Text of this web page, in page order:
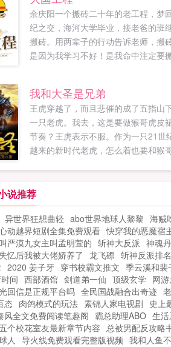
余庆阳一个搬砖二十年的老工程，梦
纪之交，海河大学毕业，接老爸的班
搬砖。用两辈子的行动告诉老师，搬
是因为我学习不好！是我命中注定要
群聊号码492691021新书重生之大国工
匠...
我和大圣是兄弟
王虎穿越了，而且悲催的成了五指山
一只老虎。我去，这是要做猴哥虎皮
节奏？王虎表示不服。作为一只21世
越来的新时代老虎，怎么着也要和猴
年，波澜壮阔，影响三界格局的西天取
之旅就要开始，看王虎如何在其中搅
界风云，与猴哥一起再掀万...
说推荐
异世界狂想曲轻 abo世界地球人黎黎 海贼
动越界短剧全集免费观看 快穿我的恶魔宿
严漠九女主叫孟明萱的 斩神大反派 神魂
失忆后我被大佬娇养了 龙飞磜 斩神反派排
2020 姜子牙 穿书校霸文推文 季云溪和裴
间 西部酒馆 刽道弟一仙 顶级玄学 网
回信是正规平台吗 全民国战融合出奇迹
态 肉鸽模式的玩法 素锦人家电视剧 史上
风全文免费阅读笔趣阁 霸总助理ABO 生
个校花室友最新章节内容 总被男配反攻略
人 导火线免费观看完整版视频 我和人鱼